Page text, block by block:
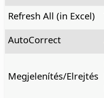
Refresh All (in Excel)
AutoCorrect
Megjelenítés/Elrejtés